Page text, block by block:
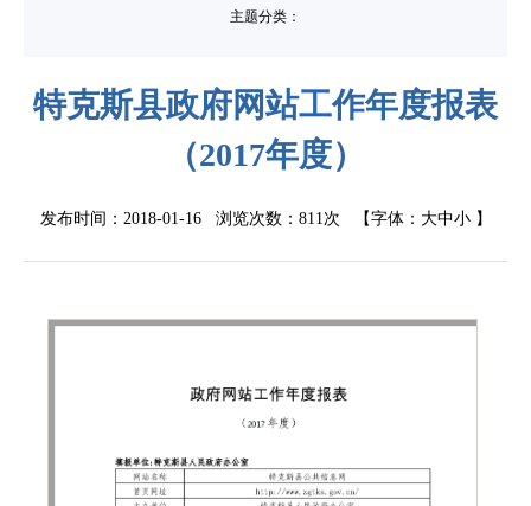
主题分类：
特克斯县政府网站工作年度报表
（2017年度）
发布时间：2018-01-16 浏览次数： 811次 【字体： 大中小】